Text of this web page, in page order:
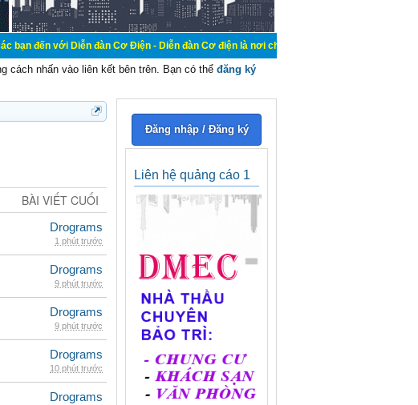
Diễn đàn Cơ Điện - Diễn đàn Cơ điện là nơi chia sẽ kiến thức kinh nghiệm trong lãnh
cách nhấn vào liên kết bên trên. Bạn có thể đăng ký
BÀI VIẾT CUỐI
Drograms
1 phút trước
Drograms
9 phút trước
Drograms
9 phút trước
Drograms
10 phút trước
Drograms
Đăng nhập / Đăng ký
Liên hệ quảng cáo 1